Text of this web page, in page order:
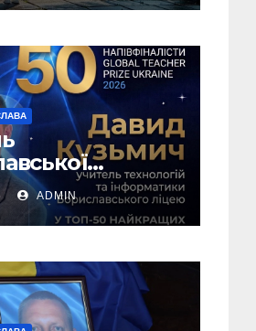
– у ТОП-50
педагогів
ADMIN